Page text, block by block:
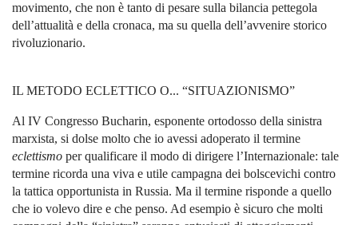
movimento, che non è tanto di pesare sulla bilancia pettegola
dell’attualità e della cronaca, ma su quella dell’avvenire storico
rivoluzionario.
IL METODO ECLETTICO O... “SITUAZIONISMO”
Al IV Congresso Bucharin, esponente ortodosso della sinistra
marxista, si dolse molto che io avessi adoperato il termine
eclettismo per qualificare il modo di dirigere l’Internazionale: tale
termine ricorda una viva e utile campagna dei bolscevichi contro
la tattica opportunista in Russia. Ma il termine risponde a quello
che io volevo dire e che penso. Ad esempio è sicuro che molti